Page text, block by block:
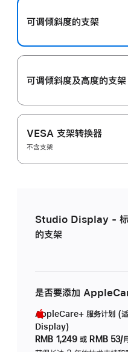
可调倾斜度的支架
可调倾斜度及高‍度的支‍架
VESA 支架转换器
不含支架
Studio Display - 标
的支架
是否要添加
AppleCare+ 服务计划 (
Display)
RMB 1,249 或 RMB 53/